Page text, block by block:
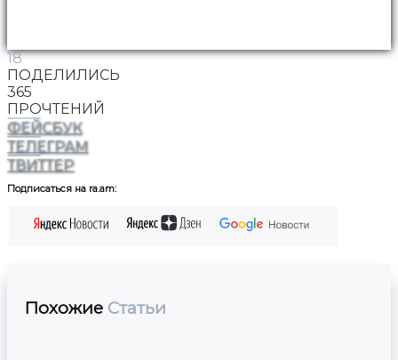
18
ПОДЕЛИЛИСЬ
365
ПРОЧТЕНИЙ
ФЕЙСБУК
ТЕЛЕГРАМ
ТВИТТЕР
Подписаться на ra.am:
Похожие Статьи